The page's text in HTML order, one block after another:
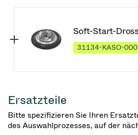
Soft-Start-
31134-KASO-
Ersatzteile
Bitte spezifizieren Sie Ihren
des Auswahlprozesses, auf der